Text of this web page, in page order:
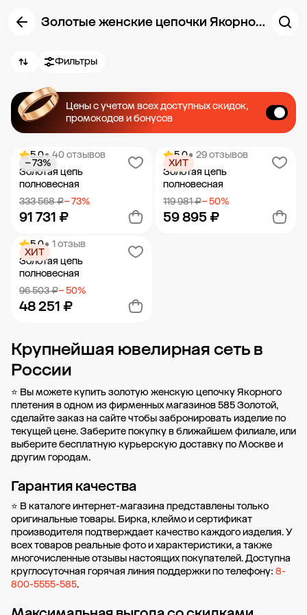
Золотые женские цепочки Якорного плетения
Фильтры
Цены с учетом всех доступных скидок,
промокодов и бонусов
5.0• 40 отзывов
Золотая цепь
полновесная
333 568 ₽− 73%
91 731 ₽
− 73%
Добавить в корзину
5.0• 29 отзывов
Золотая цепь
полновесная
119 981 ₽− 50%
59 895 ₽
ХИТ
5.0• 1 отзыв
Золотая цепь
полновесная
96 503 ₽− 50%
48 251 ₽
ХИТ
Добавить в корзину
Крупнейшая ювелирная сеть в
России
⭐ Вы можете купить золотую женскую цепочку Якорного
плетения в одном из фирменных магазинов 585 Золотой,
сделайте заказ на сайте чтобы забронировать изделие по
текущей цене. Заберите покупку вближайшем филиале, или
выберите бесплатную курьерскую доставку по Москве и
другим городам.
Гарантия качества
⭐ В каталоге интернет-магазина представлены только
оригинальные товары. Бирка, клеймо и сертификат
производителя подтверждает качество каждого изделия. У
всех товаров реальные фото и характеристики, а также
многочисленные отзывы настоящих покупателей. Доступна
круглосуточная горячая линия поддержки по телефону: 8-
800-5555-585.